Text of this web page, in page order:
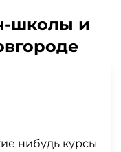
школы и
нибудь курсы